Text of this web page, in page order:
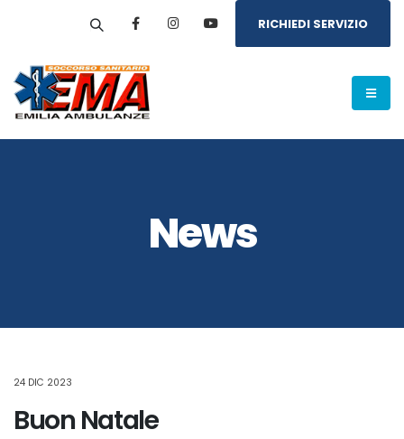
RICHIEDI SERVIZIO
News
24 DIC 2023
Buon Natale